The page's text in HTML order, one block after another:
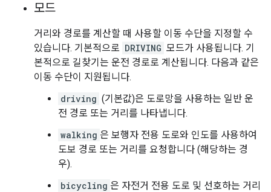
모드
거리와 경로를 계산할 때 사용할 이동 수단을 지정할 수
있습니다. 기본적으로 DRIVING 모드가 사용됩니다. 기
본적으로 길찾기는 운전 경로로 계산됩니다. 다음과 같은
이동 수단이 지원됩니다.
driving (기본값)은 도로망을 사용하는 일반 운
전 경로 또는 거리를 나타냅니다.
walking 은 보행자 전용 도로와 인도를 사용하여
도보 경로 또는 거리를 요청합니다 (해당하는 경
우).
bicycling 은 자전거 전용 도로 및 선호하는 거리